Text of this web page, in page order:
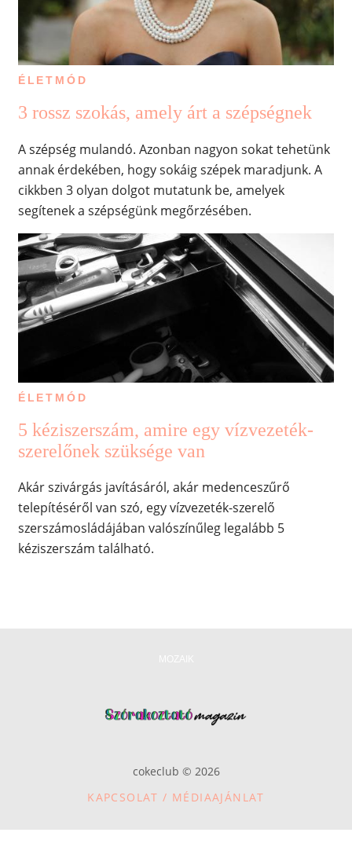
ÉLETMÓD
3 rossz szokás, amely árt a szépségnek
A szépség mulandó. Azonban nagyon sokat tehetünk
annak érdekében, hogy sokáig szépek maradjunk. A
cikkben 3 olyan dolgot mutatunk be, amelyek
segítenek a szépségünk megőrzésében.
ÉLETMÓD
5 kéziszerszám, amire egy vízvezeték-
szerelőnek szüksége van
Akár szivárgás javításáról, akár medenceszűrő
telepítéséről van szó, egy vízvezeték-szerelő
szerszámosládájában valószínűleg legalább 5
kéziszerszám található.
cokeclub © 2026
KAPCSOLAT / MÉDIAAJÁNLAT